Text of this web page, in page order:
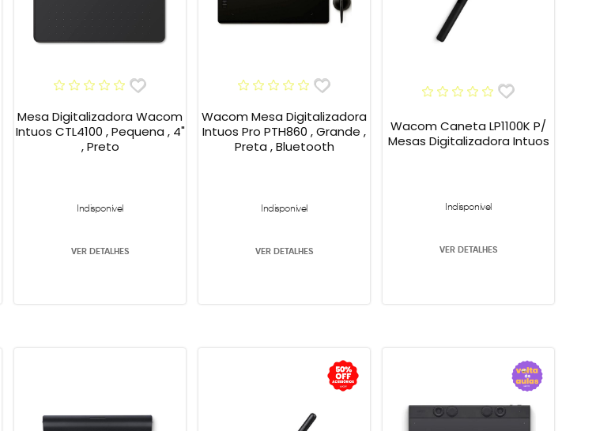
Mesa Digitalizadora Wacom
Intuos CTL4100 , Pequena , 4"
, Preto
Indisponível
VER DETALHES
Wacom Mesa Digitalizadora
Intuos Pro PTH860 , Grande ,
Preta , Bluetooth
Indisponível
VER DETALHES
Wacom Caneta LP1100K P/
Mesas Digitalizadora Intuos
Indisponível
VER DETALHES